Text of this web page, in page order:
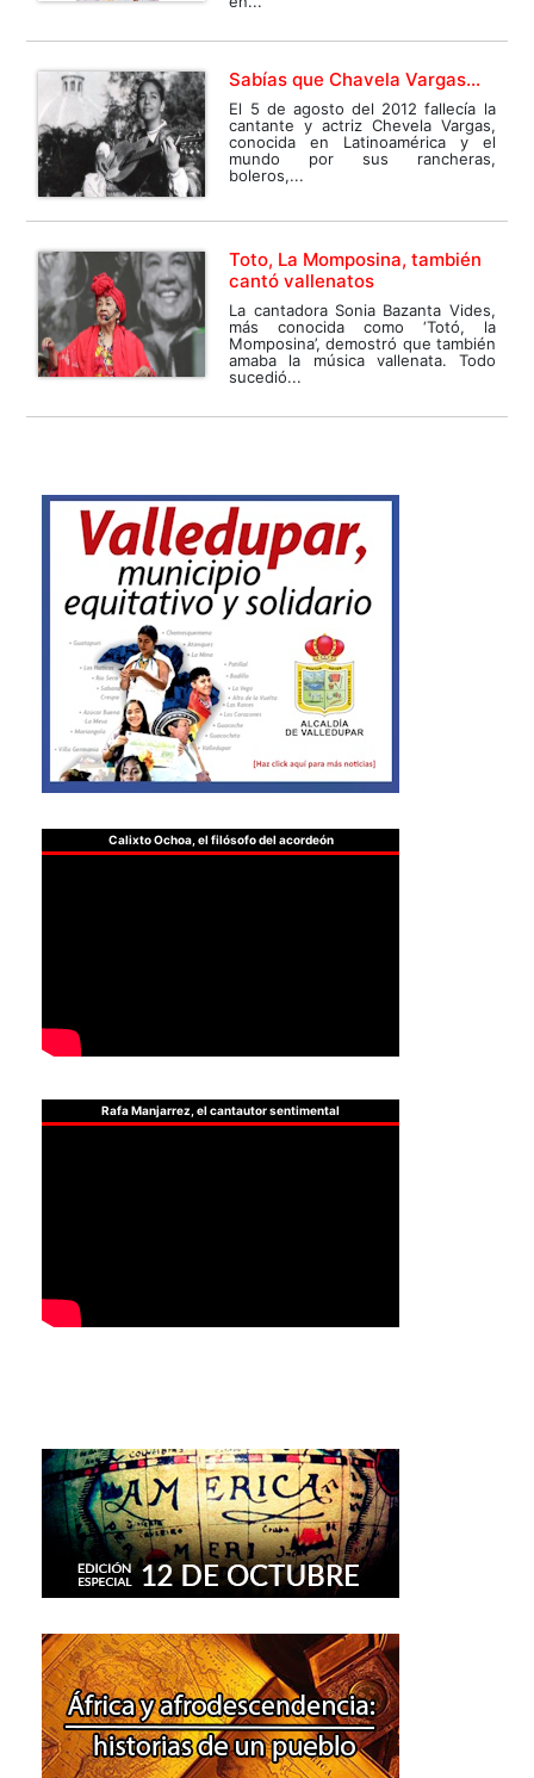
Sabías que Chavela Vargas…
El 5 de agosto del 2012 fallecía la
cantante y actriz Chevela Vargas,
conocida en Latinoamérica y el
mundo por sus rancheras,
boleros,...
Toto, La Momposina, también
cantó vallenatos
La cantadora Sonia Bazanta Vides,
más conocida como ‘Totó, la
Momposina’, demostró que también
amaba la música vallenata. Todo
sucedió...
Calixto Ochoa, el filósofo del acordeón
Rafa Manjarrez, el cantautor sentimental